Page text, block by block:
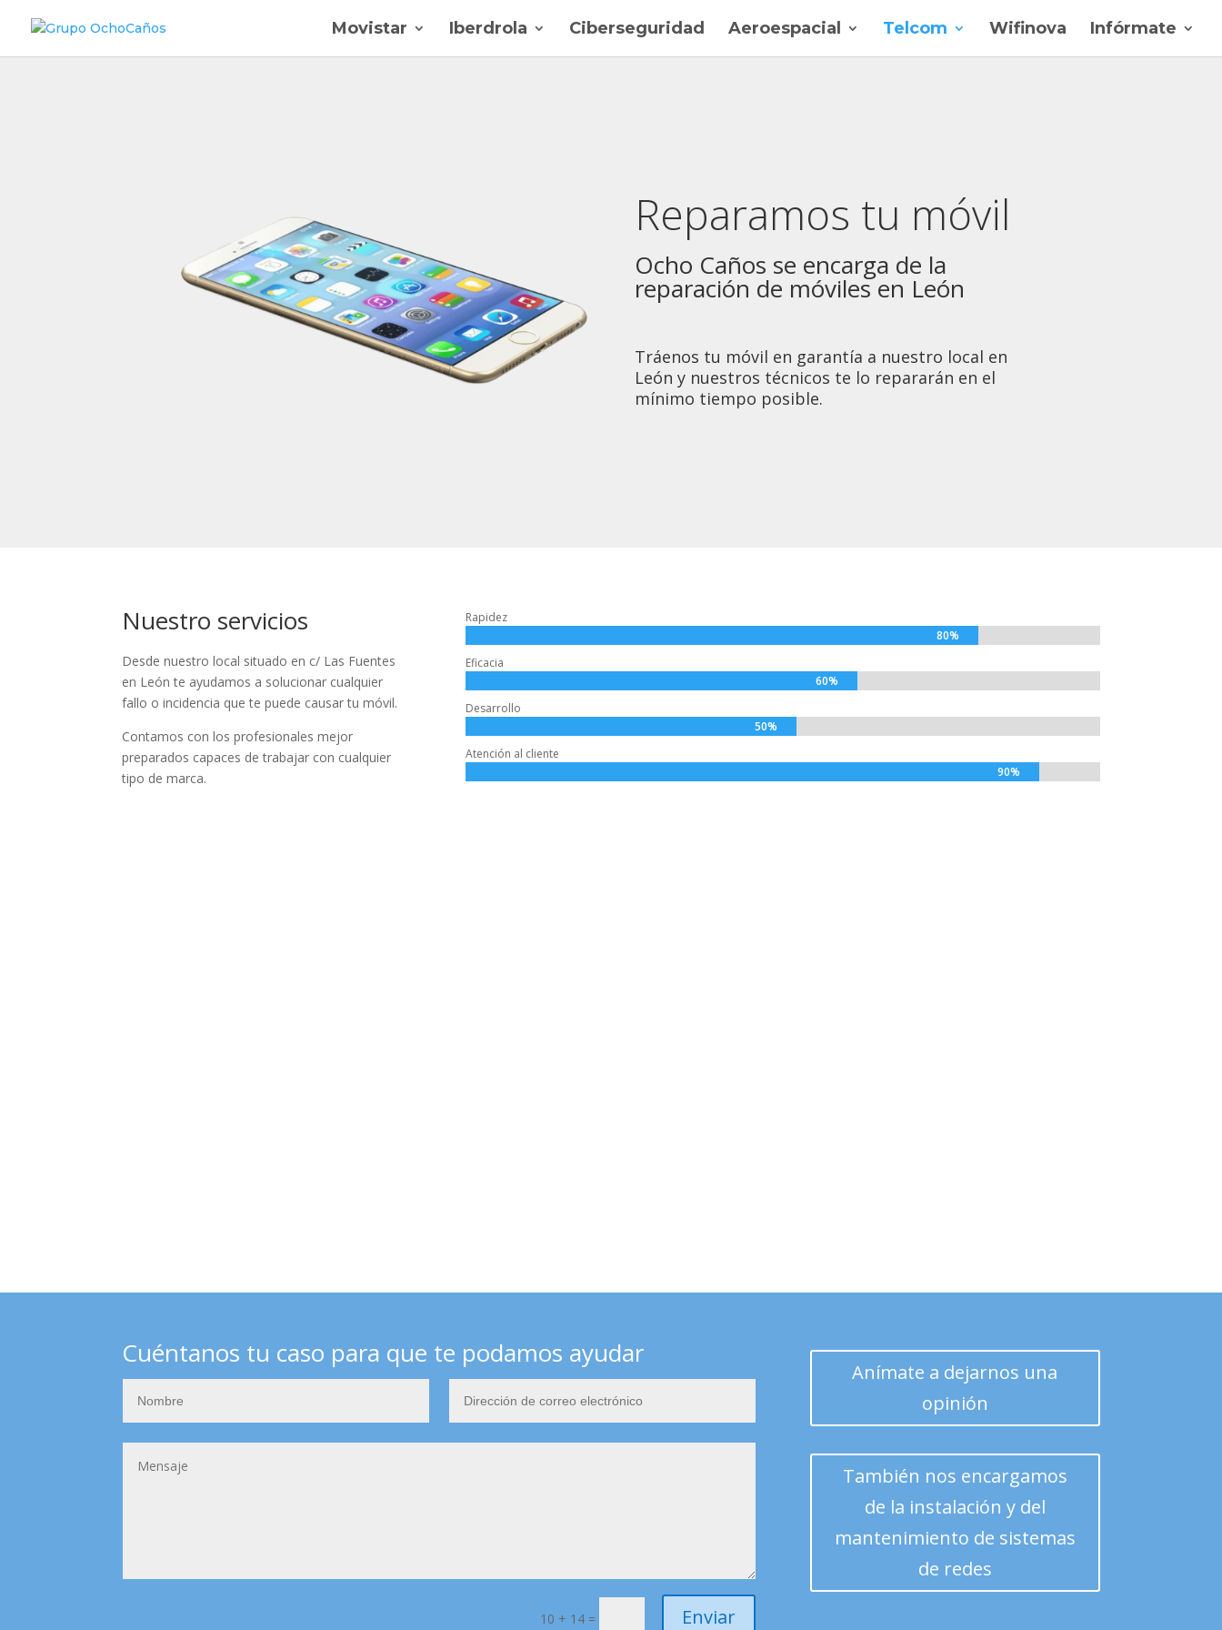
Movistar Iberdrola Ciberseguridad Aeroespacial Telcom Wifinova Infórmate
Reparamos tu móvil
Ocho Caños se encarga de la
reparación de móviles en León
Tráenos tu móvil en garantía a nuestro local en
León y nuestros técnicos te lo repararán en el
mínimo tiempo posible.
Nuestro servicios
Desde nuestro local situado en c/ Las Fuentes
en León te ayudamos a solucionar cualquier
fallo o incidencia que te puede causar tu móvil.
Contamos con los profesionales mejor
preparados capaces de trabajar con cualquier
tipo de marca.
Rapidez
80%
Eficacia
60%
Desarrollo
50%
Atención al cliente
90%
Cuéntanos tu caso para que te podamos ayudar
10 + 14 = Enviar
Anímate a dejarnos una
opinión
También nos encargamos
de la instalación y del
mantenimiento de sistemas
de redes